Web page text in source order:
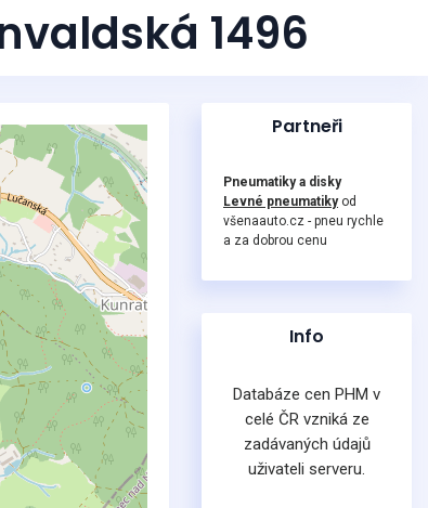
1496
Partneři
Pneumatiky a disky
Levné pneumatikyod
všenaauto.cz - pneu rychle
a za dobrou cenu
Info
Databáze cen PHM v
celé ČR vzniká ze
zadávaných údajů
uživateli serveru.